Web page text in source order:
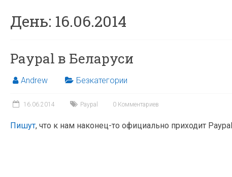
День: 16.06.2014
Paypal в Беларуси
Andrew Безкатегории
16.06.2014 Paypal 0 Комментариев
Пишут, что к нам наконец-то официально приходит